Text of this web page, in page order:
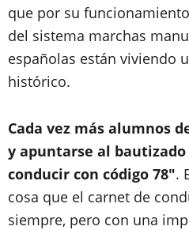
que por su
del sistema marchas
españolas están viviendo
histórico.
Cada vez más alumnos
y apuntarse al
conducir con código 78".
cosa que el carnet de
siempre, pero con una